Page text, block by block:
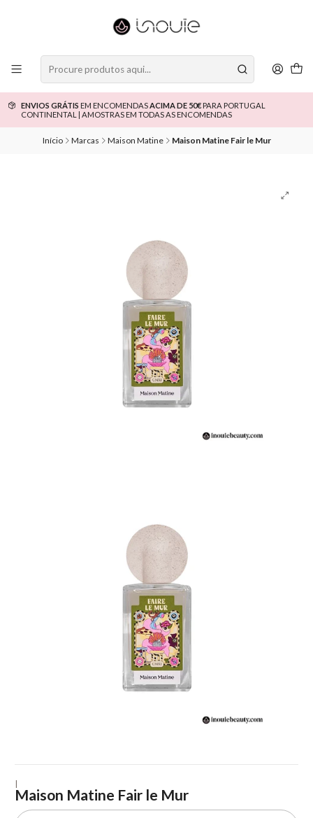
ENVIOS GRÁTIS EM ENCOMENDASACIMA DE 50€PARA PORTUGAL
CONTINENTAL | AMOSTRAS EM TODAS AS ENCOMENDAS
Início Marcas Maison Matine Maison Matine Fair le Mur
|
Maison Matine Fair le Mur